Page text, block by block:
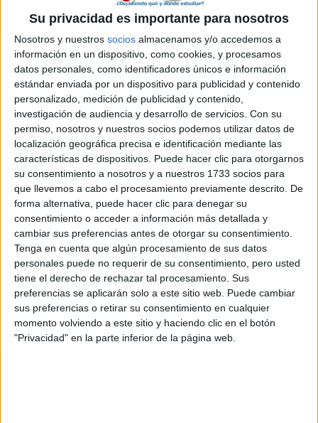
Su privacidad es importante para nosotros
Nosotros y nuestros socios almacenamos y/o accedemos a
información en un dispositivo, como cookies, y procesamos
datos personales, como identificadores únicos e información
estándar enviada por un dispositivo para publicidad y contenido
personalizado, medición de publicidad y contenido,
investigación de audiencia y desarrollo de servicios. Con su
permiso, nosotros y nuestros socios podemos utilizar datos de
localización geográfica precisa e identificación mediante las
características de dispositivos. Puede hacer clic para otorgarnos
su consentimiento a nosotros y a nuestros 1733 socios para
que llevemos a cabo el procesamiento previamente descrito. De
forma alternativa, puede hacer clic para denegar su
consentimiento o acceder a información más detallada y
cambiar sus preferencias antes de otorgar su consentimiento.
Tenga en cuenta que algún procesamiento de sus datos
personales puede no requerir de su consentimiento, pero usted
tiene el derecho de rechazar tal procesamiento. Sus
preferencias se aplicarán solo a este sitio web. Puede cambiar
sus preferencias o retirar su consentimiento en cualquier
momento volviendo a este sitio y haciendo clic en el botón
"Privacidad" en la parte inferior de la página web.
Sobre ti
Soy:*
Chico
Chica
¿En qué año terminas (o terminaste) bachillerato o FP?
Soy estudiante de:*
Términos y Condiciones de Uso
Aceptolos Términos y Condicionesde uso*